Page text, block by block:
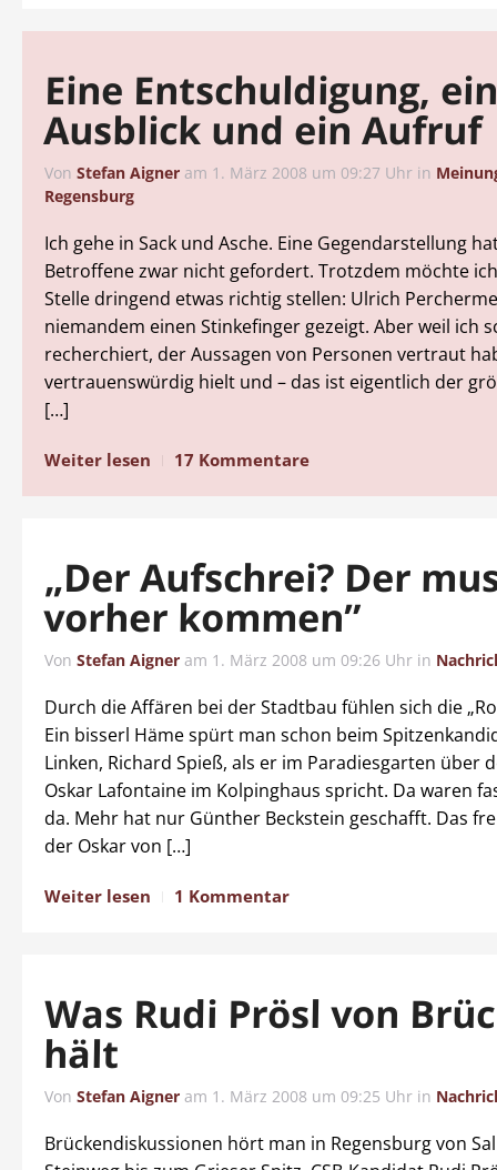
Eine Entschuldigung,
Ausblick und ein Aufruf
Von Stefan Aigner am 1. März 2008 um 09:27 Uhr in
Regensburg
Ich gehe in Sack und Asche. Eine Gegendarstellung
Betroffene zwar nicht gefordert. Trotzdem möchte
Stelle dringend etwas richtig stellen: Ulrich
niemandem einen Stinkefinger gezeigt. Aber weil ich
recherchiert, der Aussagen von Personen vertraut
vertrauenswürdig hielt und – das ist eigentlich der
[…]
Weiter lesen 17 Kommentare
„Der Aufschrei? Der
vorher kommen”
Von Stefan Aigner am 1. März 2008 um 09:26 Uhr in
Durch die Affären bei der Stadtbau fühlen sich die
Ein bisserl Häme spürt man schon beim
Linken, Richard Spieß, als er im Paradiesgarten über
Oskar Lafontaine im Kolpinghaus spricht. Da waren
da. Mehr hat nur Günther Beckstein geschafft. Das
der Oskar von […]
Weiter lesen 1 Kommentar
Was Rudi Prösl von
hält
Von Stefan Aigner am 1. März 2008 um 09:25 Uhr in
Brückendiskussionen hört man in Regensburg von